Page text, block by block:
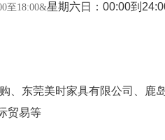
至18:00&星期六日：00:00到
、东莞美时家具有限公司、
贸易等